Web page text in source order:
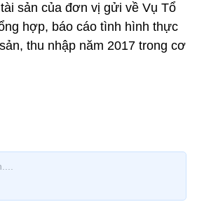
sản của đơn vị gửi về Vụ Tổ
hợp, báo cáo tình hình thực
thu nhập năm 2017 trong cơ